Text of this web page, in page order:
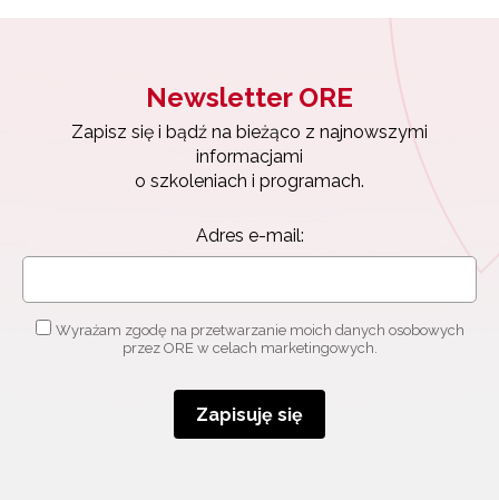
Newsletter ORE
Zapisz się i bądź na bieżąco z najnowszymi
informacjami
o szkoleniach i programach.
Adres e-mail:
Wyrażam zgodę na przetwarzanie moich danych osobowych
przez ORE w celach marketingowych.
Zapisuję się
Zapisz się i bądź na bieżąco z najnowszymi
informacjami
o szkoleniach i programach.
Wyrażam zgodę na przetwarzanie moich danych
Zapisuję się